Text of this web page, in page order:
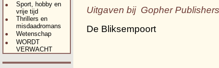
Sport, hobby en
vrije tijd
Thrillers en
misdaadromans
Wetenschap
WORDT
VERWACHT
Uitgaven bij Gopher
De Bliksempoort